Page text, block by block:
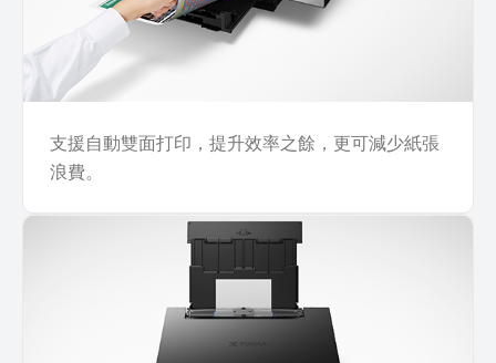
支援自動雙面打印，提升效率之餘，更可減少紙張
浪費。